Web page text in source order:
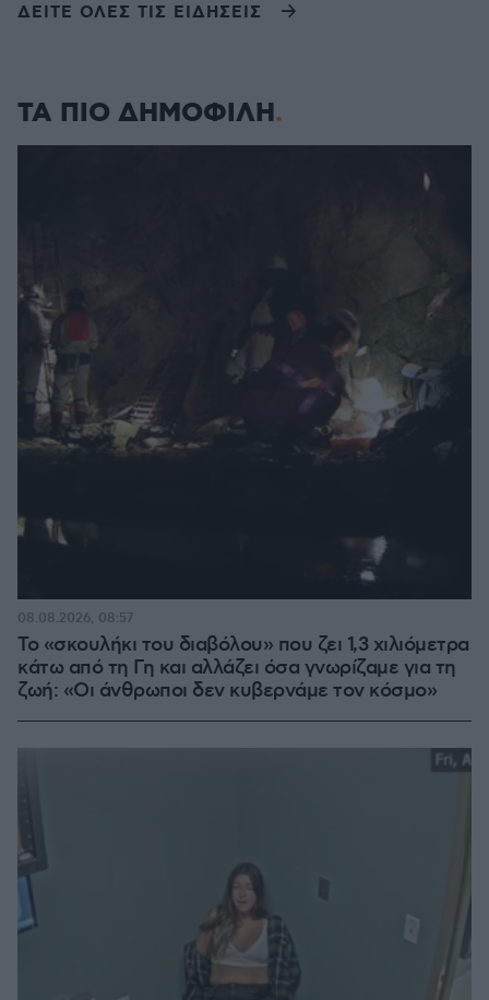
ΔΕΙΤΕ ΟΛΕΣ ΤΙΣ ΕΙΔΗΣΕΙΣ
ΤΑ ΠΙΟ ΔΗΜΟΦΙΛΗ
Το «σκουλήκι του διαβόλου» που ζει 1,3 χιλιόμετρα
κάτω από τη Γη και αλλάζει όσα γνωρίζαμε για τη
ζωή: «Οι άνθρωποι δεν κυβερνάμε τον κόσμο»
08.08.2026, 08:57